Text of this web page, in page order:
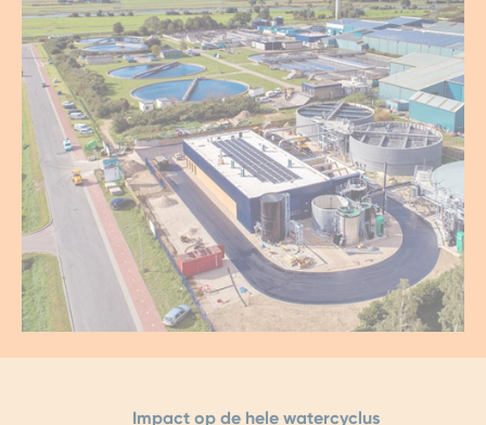
Impact op de hele watercyclus